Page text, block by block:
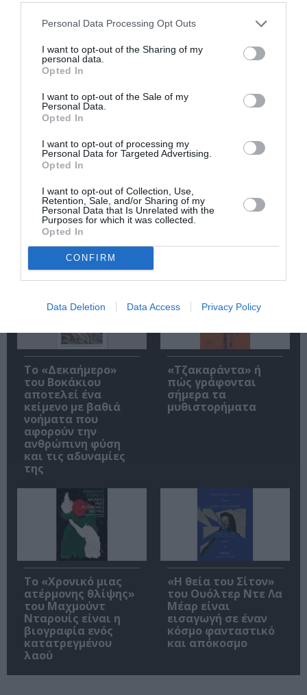
Personal Data Processing Opt Outs
I want to opt-out of the Sharing of my
personal data.
Opted In
I want to opt-out of the Sale of my
Personal Data.
Opted In
I want to opt-out of processing my
Personal Data for Targeted Advertising.
Opted In
I want to opt-out of Collection, Use,
Retention, Sale, and/or Sharing of my
Personal Data that Is Unrelated with the
Purposes for which it was collected.
Opted In
CONFIRM
Data Deletion Data Access Privacy Policy
Newsletter
Κάθε βδομάδα στο e-mail σας τα τελευταία νέα για
Σχετικά Άρθρα
Το «Δεκαήμερο»
του Βοκάκιου
αποτελεί ένα
κείμενο με βαθιά
νοήματα που
αφορούν την
ανθρώπινη φύση
και τις αδυναμίες
της
«Τζακαράντα» ή
πώς γράφονται
σήμερα τα
μυθιστορήματα
Το «Χρονικό μιας
ατέρμονης θλίψης»
του Μαχμούντ
Νταρουίς είναι η
βιογραφία ενός
κατατρεγμένου
λαού
«Η θεία του Σίτον»
του Ουόλτερ Ντε Λα
Μέαρ είναι
εισαγωγή σε έναν
κόσμο φανταστικό
και απόκοσμο